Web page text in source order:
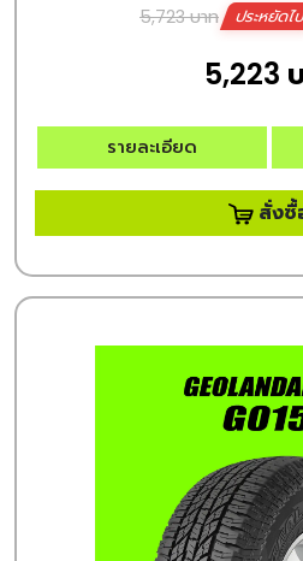
5,723 บาท ประหยัดไ
5,223
รายละเอียด
สั่งซื้